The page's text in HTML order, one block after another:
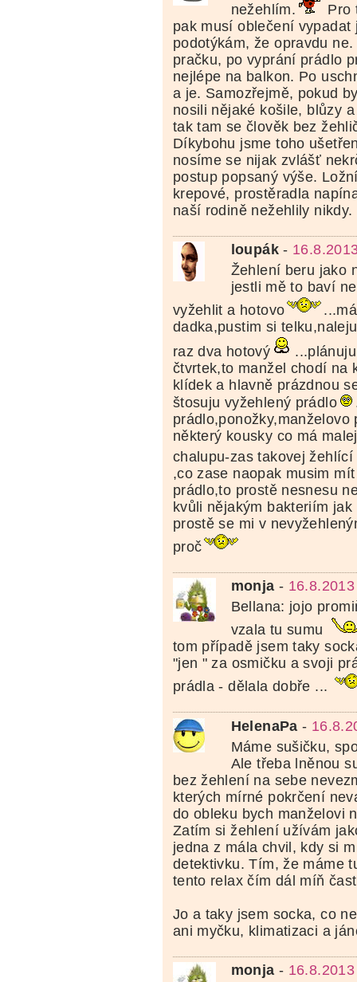
nežehlím.
Pro
pak musí oblečení vypadat
podotýkám, že opravdu
pračku, po vyprání prádlo
nejlépe na balkon. Po
a je. Samozřejmě, pokud
nosili nějaké košile, blůzy
tak tam se člověk bez
Díkybohu jsme toho
nosíme se nijak zvlášť
postup popsaný výše.
krepové, prostěradla
naší rodině nežehlily nikdy.
loupák-
Žehlení beru jako
jestli mě to baví
vyžehlit a hotovo
dadka,pustim si
raz dva hotový
čtvrtek,to manžel chodí na
klídek a hlavně prázdnou
štosuju vyžehlený prádlo
některý kousky co má
chalupu-zas takovej
,co zase naopak musim
prádlo,to prostě nesnesu
kvůli nějakým bakteriím
prostě se mi v
proč
monja -
Bellana: jojo
vzala tu sumu
tom případě jsem taky
"jen " za osmičku a svoji
prádla - dělala dobře ...
HelenaPa -
Máme sušičku,
Ale třeba lněnou
bez žehlení na sebe
kterých mírné pokrčení
do obleku bych manželovi
Zatím si žehlení užívám
jedna z mála chvil, kdy si
detektivku. Tím, že máme
tento relax čím dál míň
Jo a taky jsem socka, co
ani myčku, klimatizaci a
monja -